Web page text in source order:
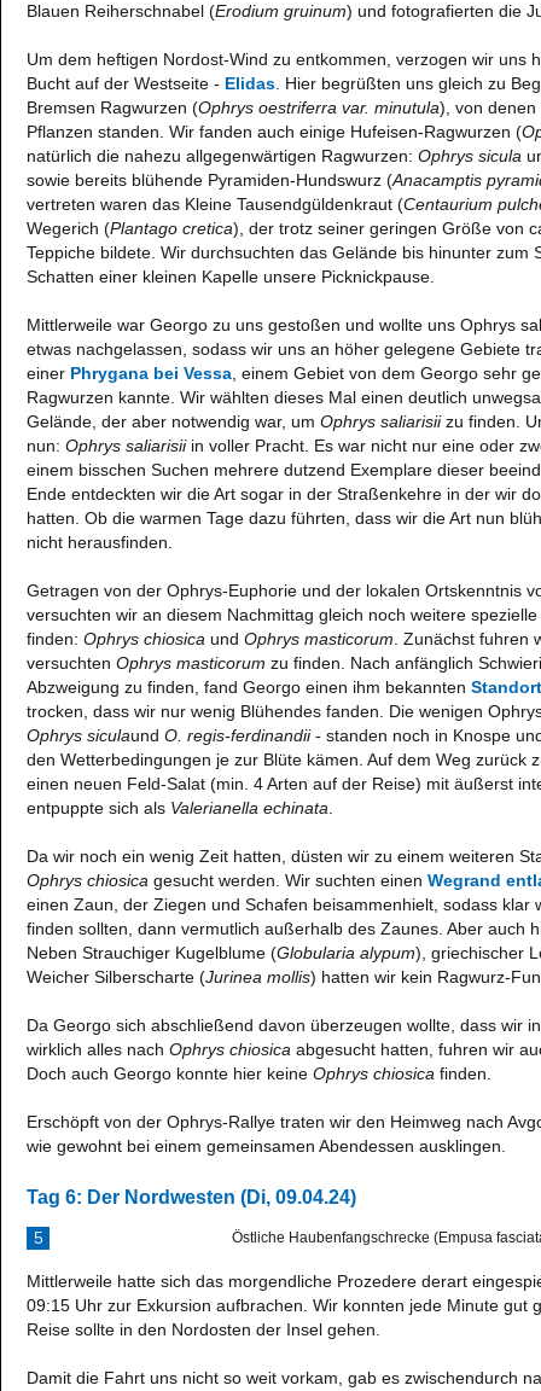
Blauen Reiherschnabel (Erodium gruinum) und fotografierten die
Um dem heftigen Nordost-Wind zu entkommen, verzogen wir uns
Bucht auf der Westseite - Elidas . Hier begrüßten uns gleich zu
Bremsen Ragwurzen (Ophrys oestriferra var. minutula), von denen
Pflanzen standen. Wir fanden auch einige Hufeisen-Ragwurzen (
natürlich die nahezu allgegenwärtigen Ragwurzen: Ophrys sicula
sowie bereits blühende Pyramiden-Hundswurz (Anacamptis
vertreten waren das Kleine Tausendgüldenkraut (Centaurium
Wegerich (Plantago cretica), der trotz seiner geringen Größe von
Teppiche bildete. Wir durchsuchten das Gelände bis hinunter zum
Schatten einer kleinen Kapelle unsere Picknickpause.
Mittlerweile war Georgo zu uns gestoßen und wollte uns Ophrys
etwas nachgelassen, sodass wir uns an höher gelegene Gebiete
einer Phrygana bei Vessa , einem Gebiet von dem Georgo sehr
Ragwurzen kannte. Wir wählten dieses Mal einen deutlich
Gelände, der aber notwendig war, um Ophrys saliarisiizu finden.
nun: Ophrys saliarisiiin voller Pracht. Es war nicht nur eine oder
einem bisschen Suchen mehrere dutzend Exemplare dieser
Ende entdeckten wir die Art sogar in der Straßenkehre in der wir
hatten. Ob die warmen Tage dazu führten, dass wir die Art nun
nicht herausfinden.
Getragen von der Ophrys-Euphorie und der lokalen Ortskenntnis
versuchten wir an diesem Nachmittag gleich noch weitere
finden: Ophrys chiosica und Ophrys masticorum . Zunächst fuhren
versuchten Ophrys masticorum zu finden. Nach anfänglich
Abzweigung zu finden, fand Georgo einen ihm bekannten Standort
trocken, dass wir nur wenig Blühendes fanden. Die wenigen
Ophrys siculaund O. regis-ferdinandii- standen noch in Knospe
den Wetterbedingungen je zur Blüte kämen. Auf dem Weg zurück
einen neuen Feld-Salat (min. 4 Arten auf der Reise) mit äußerst
entpuppte sich als Valerianella echinata
Da wir noch ein wenig Zeit hatten, düsten wir zu einem weiteren
Ophrys chiosica gesucht werden. Wir suchten einen Wegrand
einen Zaun, der Ziegen und Schafen beisammenhielt, sodass klar
finden sollten, dann vermutlich außerhalb des Zaunes. Aber auch
Neben Strauchiger Kugelblume (Globularia alypum), griechischer
Weicher Silberscharte (Jurinea mollis) hatten wir kein Ragwurz-
Da Georgo sich abschließend davon überzeugen wollte, dass wir
wirklich alles nach Ophrys chiosica abgesucht hatten, fuhren wir
Doch auch Georgo konnte hier keine Ophrys chiosica finden.
Erschöpft von der Ophrys-Rallye traten wir den Heimweg nach
wie gewohnt bei einem gemeinsamen Abendessen ausklingen.
Tag 6: Der Nordwesten (Di, 09.04.24)
5 Östliche Haubenfangschrecke (Empusa
Mittlerweile hatte sich das morgendliche Prozedere derart
09:15 Uhr zur Exkursion aufbrachen. Wir konnten jede Minute gut
Reise sollte in den Nordosten der Insel gehen.
Damit die Fahrt uns nicht so weit vorkam, gab es zwischendurch